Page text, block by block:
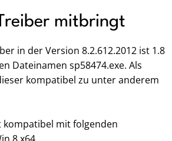
mitbringt
in der Version 8.2.612.2012 ist 1.8
Dateinamen sp58474.exe. Als
kompatibel zu unter anderem
kompatibel mit folgenden